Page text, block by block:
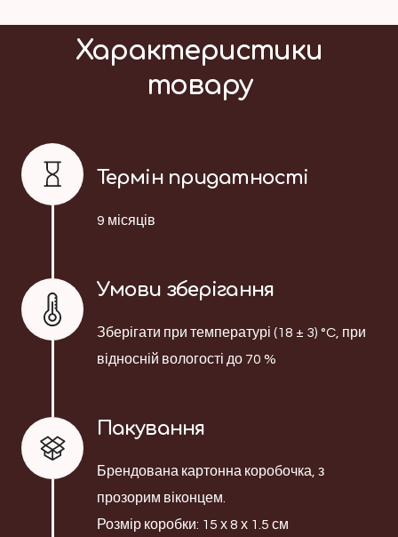
Характеристики
товару
Термін придатності
9 місяців
Умови зберігання
Зберігати при температурі (18 ± 3) °C, при
відносній вологості до 70 %
Пакування
Брендована картонна коробочка, з
прозорим віконцем.
Розмір коробки: 15 х 8 х 1.5 см